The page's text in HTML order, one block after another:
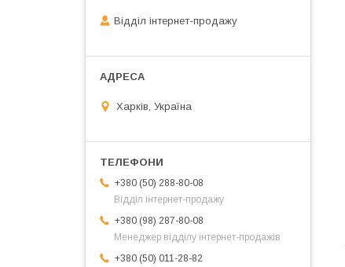
Відділ інтернет-продажу
Харків, Україна
+380 (50) 288-80-08
Відділ інтернет-продажу
+380 (98) 287-80-08
Менеджер відділу інтернет-продажів
+380 (50) 011-28-82